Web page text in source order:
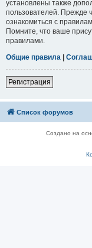
установлены также
пользователей. Прежде
ознакомиться с
Помните, что ваше
правилами.
Общие правила |
Регистрация
Список форумов
Создано на